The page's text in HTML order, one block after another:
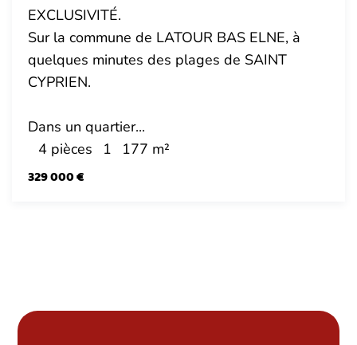
EXCLUSIVITÉ.
Sur la commune de LATOUR BAS ELNE, à
quelques minutes des plages de SAINT
CYPRIEN.
Dans un quartier...
4 pièces
1 177 m²
329 000 €